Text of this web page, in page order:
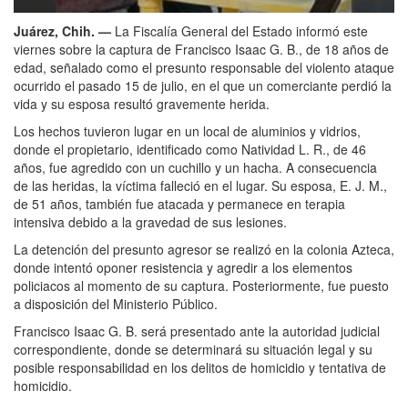
Juárez, Chih. — La Fiscalía General del Estado informó este
viernes sobre la captura de Francisco Isaac G. B., de 18 años de
edad, señalado como el presunto responsable del violento ataque
ocurrido el pasado 15 de julio, en el que un comerciante perdió la
vida y su esposa resultó gravemente herida.
Los hechos tuvieron lugar en un local de aluminios y vidrios,
donde el propietario, identificado como Natividad L. R., de 46
años, fue agredido con un cuchillo y un hacha. A consecuencia
de las heridas, la víctima falleció en el lugar. Su esposa, E. J. M.,
de 51 años, también fue atacada y permanece en terapia
intensiva debido a la gravedad de sus lesiones.
La detención del presunto agresor se realizó en la colonia Azteca,
donde intentó oponer resistencia y agredir a los elementos
policiacos al momento de su captura. Posteriormente, fue puesto
a disposición del Ministerio Público.
Francisco Isaac G. B. será presentado ante la autoridad judicial
correspondiente, donde se determinará su situación legal y su
posible responsabilidad en los delitos de homicidio y tentativa de
homicidio.